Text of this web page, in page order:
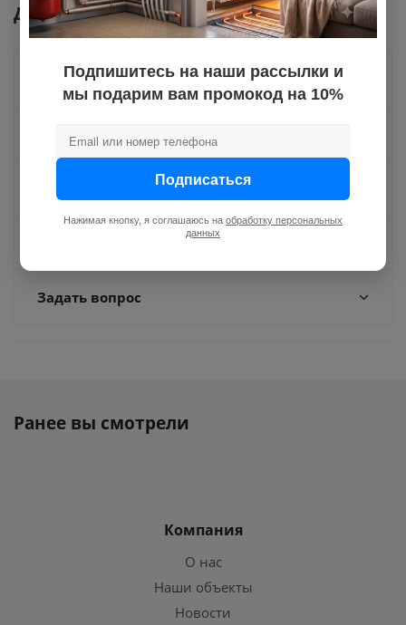
Документы
Как купить
Оплата
Задать вопрос
Ранее вы смотрели
Компания
О нас
Наши объекты
Новости
Подпишитесь на наши рассылки и
мы подарим вам промокод на 10%
Подписаться
Нажимая кнопку, я соглашаюсь на обработку персональных
данных